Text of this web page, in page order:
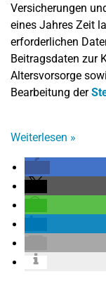
Versicherungen
eines Jahres Zeit
erforderlichen
Beitragsdaten zur
Altersvorsorge
Bearbeitung der
Weiterlesen »